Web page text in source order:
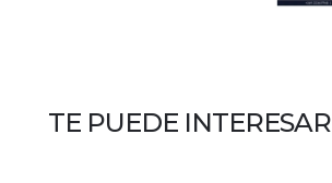
TE PUEDE INTERESAR